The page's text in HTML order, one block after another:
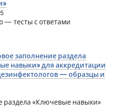
— тесты с ответами
заполнение раздела
навыки» для аккредитации
— образцы и
раздела «Ключевые навыки»